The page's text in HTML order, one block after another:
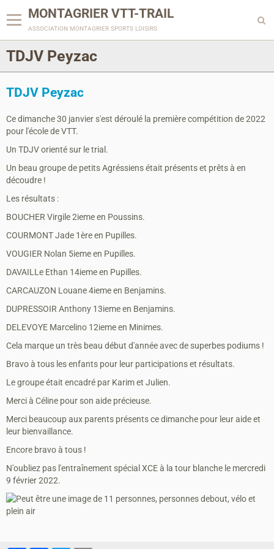
MONTAGRIER VTT-TRAIL
association montagrier sports loisirs
TDJV Peyzac
TDJV Peyzac
Ce dimanche 30 janvier s'est déroulé la première compétition de 2022
pour l'école de VTT.
Un TDJV orienté sur le trial.
Un beau groupe de petits Agréssiens était présents et prêts à en
découdre !
Les résultats :
BOUCHER Virgile 2ieme en Poussins.
COURMONT Jade 1ère en Pupilles.
VOUGIER Nolan 5ieme en Pupilles.
DAVAILLe Ethan 14ieme en Pupilles.
CARCAUZON Louane 4ieme en Benjamins.
DUPRESSOIR Anthony 13ieme en Benjamins.
DELEVOYE Marcelino 12ieme en Minimes.
Cela marque un très beau début d'année avec de superbes podiums !
Bravo à tous les enfants pour leur participations et résultats.
Le groupe était encadré par Karim et Julien.
Merci à Céline pour son aide précieuse.
Merci beaucoup aux parents présents ce dimanche pour leur aide et
leur bienvaillance.
Encore bravo à tous !
N'oubliez pas l'entraînement spécial XCE à la tour blanche le mercredi
9 février 2022.